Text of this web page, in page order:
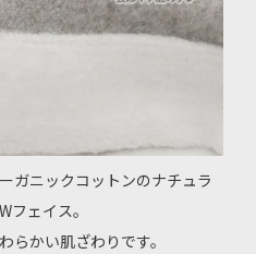
ガニックコットンのナチュラ
フェイス。
らかい肌ざわりです。